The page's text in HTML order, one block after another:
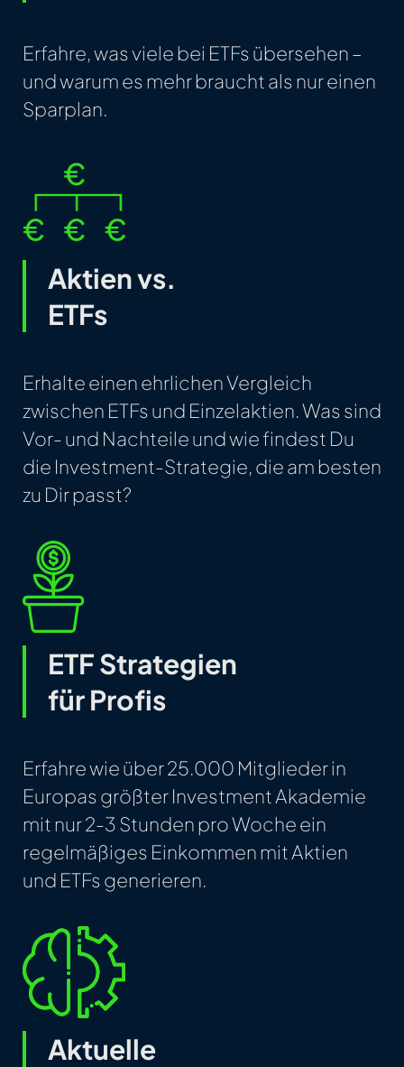
Erfahre, was viele bei ETFs übersehen –
und warum es mehr braucht als nur einen
Sparplan.
Aktien vs.
ETFs
Erhalte einen ehrlichen Vergleich
zwischen ETFs und Einzelaktien. Was sind
Vor- und Nachteile und wie findest Du
die Investment-Strategie, die am besten
zu Dir passt?
ETF Strategien
für Profis
Erfahre wie über 25.000 Mitglieder in
Europas größter Investment Akademie
mit nur 2-3 Stunden pro Woche ein
regelmäßiges Einkommen mit Aktien
und ETFs generieren.
Aktuelle